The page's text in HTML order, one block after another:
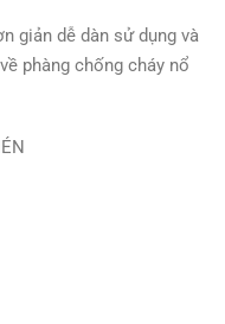
giản dễ dàn sử dụng và
phàng chống cháy nổ